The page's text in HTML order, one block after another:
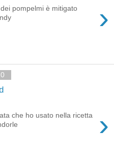
›
pompelmi è mitigato
›
che ho usato nella ricetta